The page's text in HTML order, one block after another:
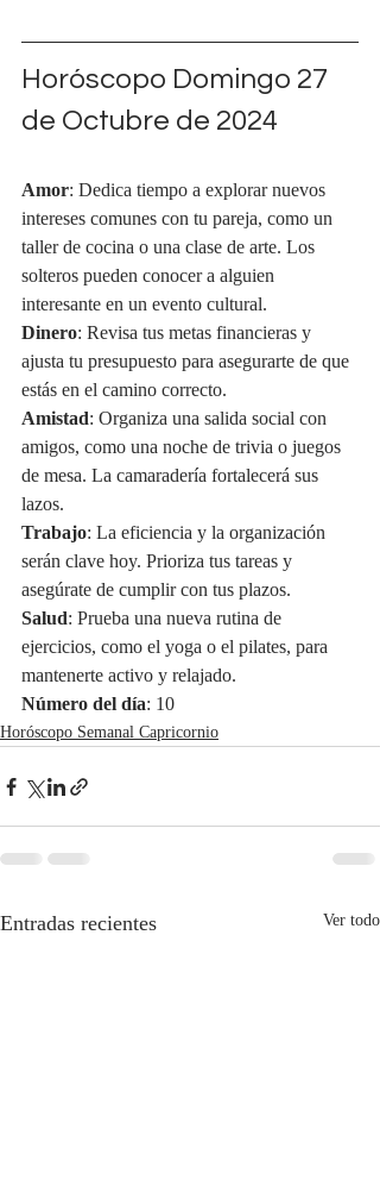
Horóscopo Domingo 27
de Octubre de 2024
Amor: Dedica tiempo a explorar nuevos
intereses comunes con tu pareja, como un
taller de cocina o una clase de arte. Los
solteros pueden conocer a alguien
interesante en un evento cultural.
Dinero: Revisa tus metas financieras y
ajusta tu presupuesto para asegurarte de que
estás en el camino correcto.
Amistad: Organiza una salida social con
amigos, como una noche de trivia o juegos
de mesa. La camaradería fortalecerá sus
lazos.
Trabajo: La eficiencia y la organización
serán clave hoy. Prioriza tus tareas y
asegúrate de cumplir con tus plazos.
Salud: Prueba una nueva rutina de
ejercicios, como el yoga o el pilates, para
mantenerte activo y relajado.
Número del día: 10
Horóscopo Semanal Capricornio
Entradas recientes Ver todo